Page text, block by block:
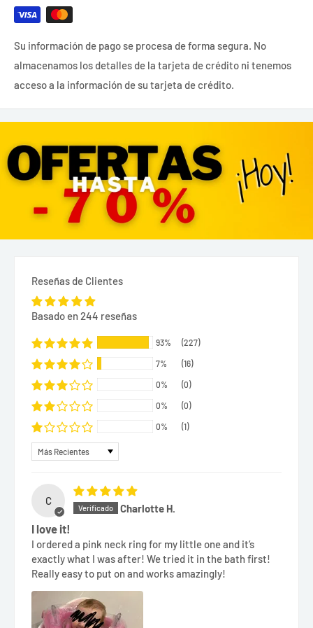
Su información de pago se procesa de forma segura. No
almacenamos los detalles de la tarjeta de crédito ni tenemos
acceso a la información de su tarjeta de crédito.
Reseñas de Clientes
Basado en 244 reseñas
93% (227)
7% (16)
0% (0)
0% (0)
0% (1)
Sort by
C
Charlotte H.
I love it!
I ordered a pink neck ring for my little one and it’s
exactly what I was after! We tried it in the bath first!
Really easy to put on and works amazingly!